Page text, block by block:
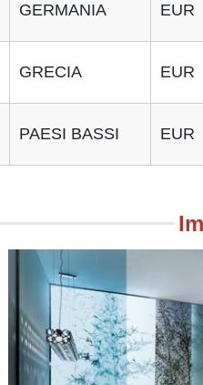
GERMANIA EUR
GRECIA EUR
PAESI BASSI EUR